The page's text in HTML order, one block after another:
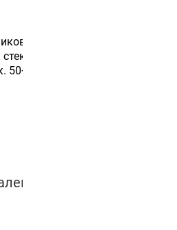
дверь (цвет полотна
и отбойниками.
50+ цветов финишной